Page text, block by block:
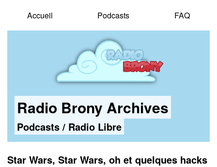
Accueil Podcasts FAQ
Radio Brony Archives
Podcasts/ Radio Libre
Star Wars, Star Wars, oh et quelques hacks